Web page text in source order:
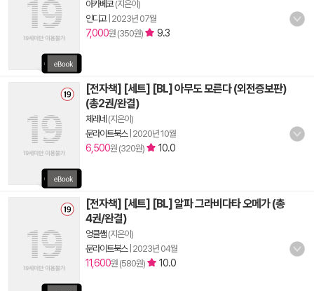
아카베코(지은이)
인디고| 2023년 07월
7,000원 (350원) 9.3
[전자책] [세트] [BL] 아무도 모른다 (외전증보판)
(총2권/완결)
체레네 (지은이)
문라이트북스| 2020년 10월
6,500원 (320원) 10.0
[전자책] [세트] [BL] 알파 그라비다타 오메가 (총
4권/완결)
엉클쌤 (지은이)
문라이트북스| 2023년 04월
11,600원 (580원) 10.0